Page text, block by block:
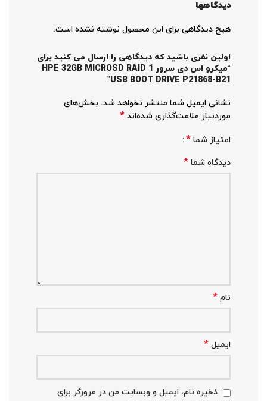
دیدگاهها
هیچ دیدگاهی برای این محصول نوشته نشده است.
اولین نفری باشید که دیدگاهی را ارسال می کنید برای
“میکرو اس دی سرور HPE 32GB MICROSD RAID 1
USB BOOT DRIVE P21868-B21”
نشانی ایمیل شما منتشر نخواهد شد. بخش‌های
موردنیاز علامت‌گذاری شده‌اند *
امتیاز شما *
دیدگاه شما *
نام *
ایمیل *
ذخیره نام، ایمیل و وبسایت من در مرورگر برای